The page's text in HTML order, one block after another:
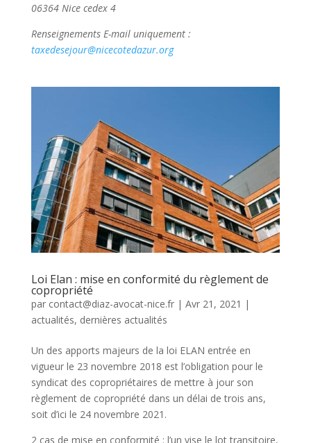
06364 Nice cedex 4
Renseignements E-mail uniquement :
taxedesejour@nicecotedazur.org
Loi Elan : mise en conformité du règlement de
copropriété
par contact@diaz-avocat-nice.fr| Avr 21, 2021 |
actualités, dernières actualités
Un des apports majeurs de la loi ELAN entrée en
vigueur le 23 novembre 2018 est l’obligation pour le
syndicat des copropriétaires de mettre à jour son
règlement de copropriété dans un délai de trois ans,
soit d’ici le 24 novembre 2021.
2 cas de mise en conformité : l’un vise le lot transitoire,